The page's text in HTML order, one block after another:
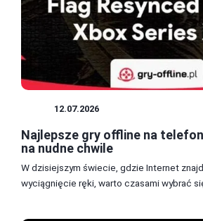
12.07.2026
Najlepsze gry offline na
na nudne chwile
W dzisiejszym świecie, gdzie Internet
wyciągnięcie ręki, warto czasami wybrać